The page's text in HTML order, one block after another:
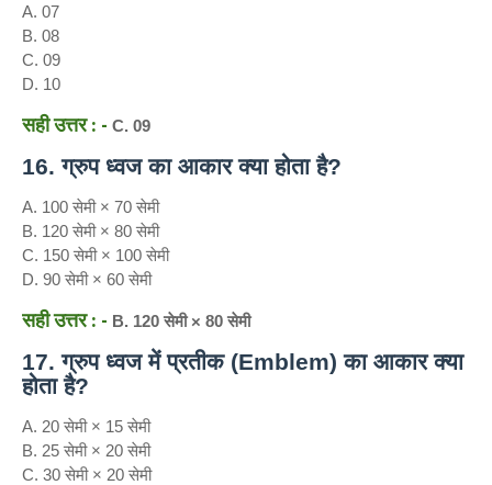
A. 07
B. 08
C. 09
D. 10
सही उत्तर : - C. 09
16. ग्रुप ध्वज का आकार क्या होता है?
A. 100 सेमी × 70 सेमी
B. 120 सेमी × 80 सेमी
C. 150 सेमी × 100 सेमी
D. 90 सेमी × 60 सेमी
सही उत्तर : - B. 120 सेमी × 80 सेमी
17. ग्रुप ध्वज में प्रतीक (Emblem) का आकार क्या
होता है?
A. 20 सेमी × 15 सेमी
B. 25 सेमी × 20 सेमी
C. 30 सेमी × 20 सेमी